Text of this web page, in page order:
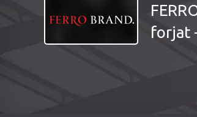
forjat